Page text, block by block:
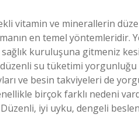
vitamin ve minerallerin
en temel yöntemleridir.
kuruluşuna gitmeniz
su tüketimi
ve besin takviyeleri de
birçok farklı nedeni
iyi uyku, dengeli